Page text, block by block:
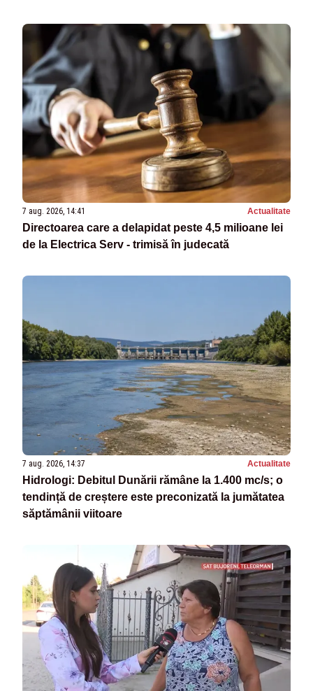
7 aug. 2026, 14:41 Actualitate
Directoarea care a delapidat peste 4,5 milioane lei
de la Electrica Serv - trimisă în judecată
7 aug. 2026, 14:37 Actualitate
Hidrologi: Debitul Dunării rămâne la 1.400 mc/s; o
tendință de creștere este preconizată la jumătatea
săptămânii viitoare